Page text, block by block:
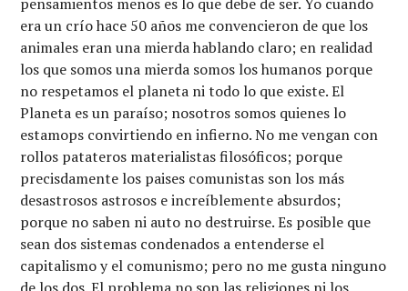
pensamientos menos es lo que debe de ser. Yo cuando
era un crío hace 50 años me convencieron de que los
animales eran una mierda hablando claro; en realidad
los que somos una mierda somos los humanos porque
no respetamos el planeta ni todo lo que existe. El
Planeta es un paraíso; nosotros somos quienes lo
estamops convirtiendo en infierno. No me vengan con
rollos patateros materialistas filosóficos; porque
precisdamente los paises comunistas son los más
desastrosos astrosos e increíblemente absurdos;
porque no saben ni auto no destruirse. Es posible que
sean dos sistemas condenados a entenderse el
capitalismo y el comunismo; pero no me gusta ninguno